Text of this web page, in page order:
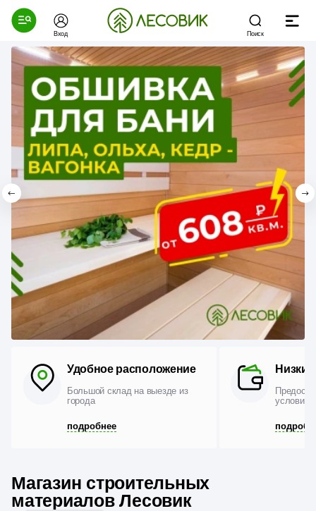
Вход Поиск
Удобное расположение
Большой склад на выезде из
города
подробнее
условия
Магазин строительных
материалов Лесовик